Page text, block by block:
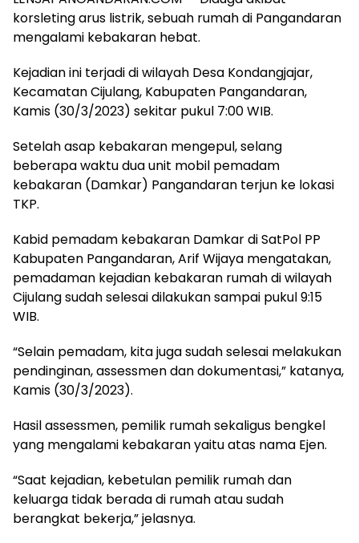
korsleting arus listrik, sebuah rumah di Pangandaran
mengalami kebakaran hebat.
Kejadian ini terjadi di wilayah Desa Kondangjajar,
Kecamatan Cijulang, Kabupaten Pangandaran,
Kamis (30/3/2023) sekitar pukul 7:00 WIB.
Setelah asap kebakaran mengepul, selang
beberapa waktu dua unit mobil pemadam
kebakaran (Damkar) Pangandaran terjun ke lokasi
TKP.
Kabid pemadam kebakaran Damkar di SatPol PP
Kabupaten Pangandaran, Arif Wijaya mengatakan,
pemadaman kejadian kebakaran rumah di wilayah
Cijulang sudah selesai dilakukan sampai pukul 9:15
WIB.
“Selain pemadam, kita juga sudah selesai melakukan
pendinginan, assessmen dan dokumentasi,” katanya,
Kamis (30/3/2023).
Hasil assessmen, pemilik rumah sekaligus bengkel
yang mengalami kebakaran yaitu atas nama Ejen.
“Saat kejadian, kebetulan pemilik rumah dan
keluarga tidak berada di rumah atau sudah
berangkat bekerja,” jelasnya.